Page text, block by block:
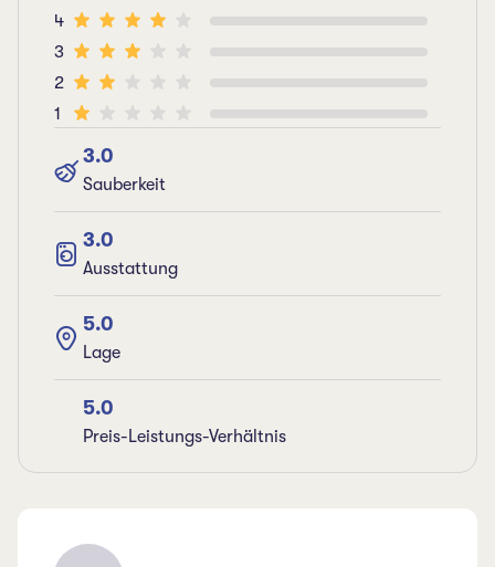
4
3
2
1
3.0
Sauberkeit
3.0
Ausstattung
5.0
Lage
5.0
Preis-Leistungs-Verhältnis